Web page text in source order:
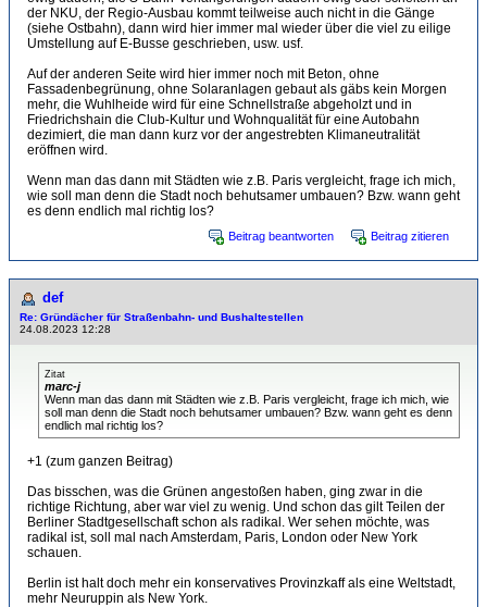
der NKU, der Regio-Ausbau kommt teilweise auch nicht in die Gänge
(siehe Ostbahn), dann wird hier immer mal wieder über die viel zu eilige
Umstellung auf E-Busse geschrieben, usw. usf.
Auf der anderen Seite wird hier immer noch mit Beton, ohne
Fassadenbegrünung, ohne Solaranlagen gebaut als gäbs kein Morgen
mehr, die Wuhlheide wird für eine Schnellstraße abgeholzt und in
Friedrichshain die Club-Kultur und Wohnqualität für eine Autobahn
dezimiert, die man dann kurz vor der angestrebten Klimaneutralität
eröffnen wird.
Wenn man das dann mit Städten wie z.B. Paris vergleicht, frage ich mich,
wie soll man denn die Stadt noch behutsamer umbauen? Bzw. wann geht
es denn endlich mal richtig los?
Beitrag beantworten Beitrag zitieren
def
Re: Gründächer für Straßenbahn- und Bushaltestellen
24.08.2023 12:28
Zitat
marc-j
Wenn man das dann mit Städten wie z.B. Paris vergleicht, frage ich mich, wie
soll man denn die Stadt noch behutsamer umbauen? Bzw. wann geht es denn
endlich mal richtig los?
+1 (zum ganzen Beitrag)
Das bisschen, was die Grünen angestoßen haben, ging zwar in die
richtige Richtung, aber war viel zu wenig. Und schon das gilt Teilen der
Berliner Stadtgesellschaft schon als radikal. Wer sehen möchte, was
radikal ist, soll mal nach Amsterdam, Paris, London oder New York
schauen.
Berlin ist halt doch mehr ein konservatives Provinzkaff als eine Weltstadt,
mehr Neuruppin als New York.